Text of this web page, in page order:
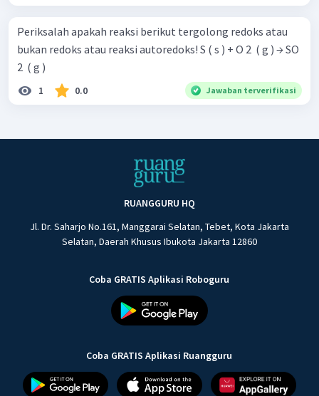
Periksalah apakah reaksi berikut tergolong redoks atau
bukan redoks atau reaksi autoredoks! S ( s ) + O 2 ​ ( g ) → SO
2 ​ ( g )
1 0.0 Jawaban terverifikasi
RUANGGURU HQ
Jl. Dr. Saharjo No.161, Manggarai Selatan, Tebet, Kota Jakarta
Selatan, Daerah Khusus Ibukota Jakarta 12860
Coba GRATIS Aplikasi Roboguru
Coba GRATIS Aplikasi Ruangguru